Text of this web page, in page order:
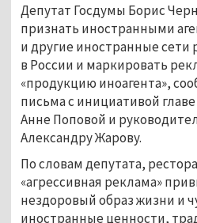
Депутат Госдумы Борис
признать иностранными
и другие иностранные сети
в России и маркировать
«продукцию иноагента»,
письма с инициативой
Анне Поповой и
Александру Жарову.
По словам депутата,
«агрессивная реклама»
нездоровый образ жизни и
иностранные ценности,